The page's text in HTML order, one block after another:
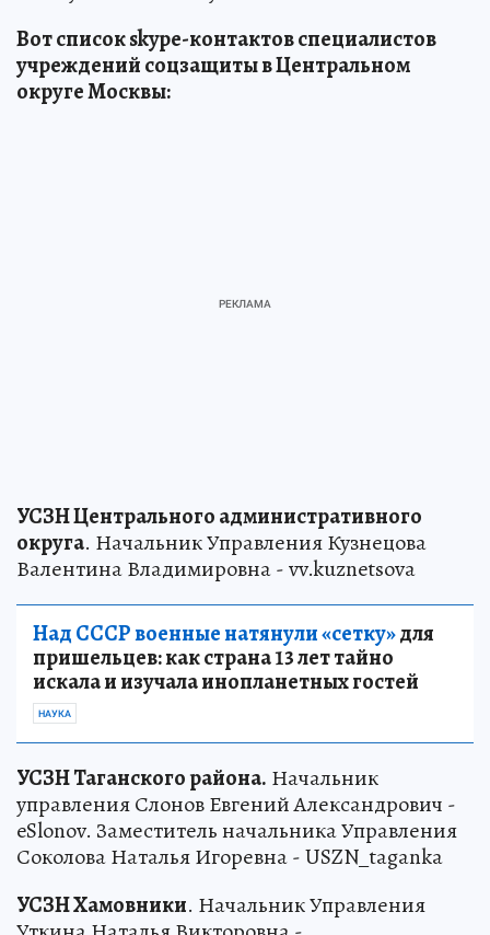
Вот список skype-контактов специалистов
учреждений соцзащиты в Центральном
округе Москвы:
УСЗН Центрального административного
округа. Начальник Управления Кузнецова
Валентина Владимировна - vv.kuznetsova
Над СССР военные натянули «сетку»для
пришельцев: как страна 13 лет тайно
искала и изучала инопланетных гостей
НАУКА
УСЗН Таганского района. Начальник
управления Слонов Евгений Александрович -
eSlonov. Заместитель начальника Управления
Соколова Наталья Игоревна - USZN_taganka
УСЗН Хамовники. Начальник Управления